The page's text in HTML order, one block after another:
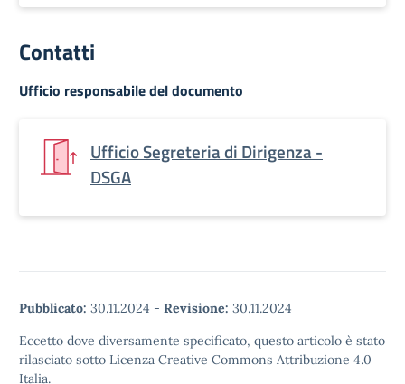
Contatti
Ufficio responsabile del documento
Ufficio Segreteria di Dirigenza -
DSGA
Pubblicato: 30.11.2024 - Revisione: 30.11.2024
Eccetto dove diversamente specificato, questo articolo è stato
rilasciato sotto Licenza Creative Commons Attribuzione 4.0
Italia.